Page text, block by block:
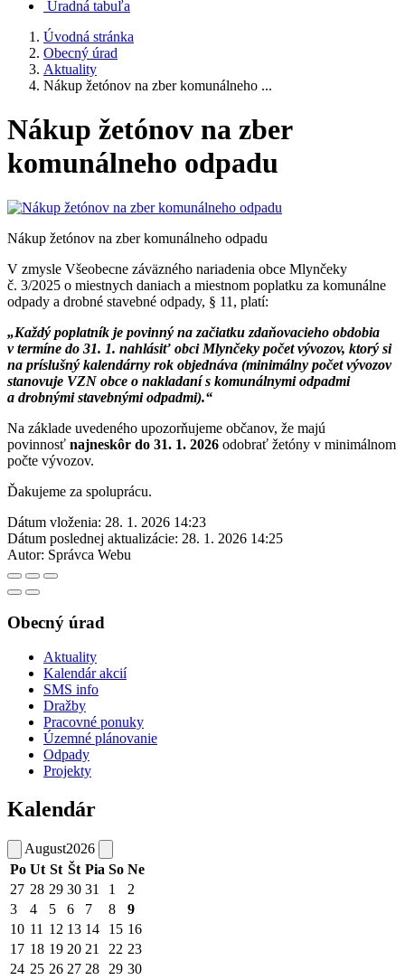
Úradná tabuľa
Úvodná stránka
Obecný úrad
Aktuality
Nákup žetónov na zber komunálneho ...
Nákup žetónov na zber
komunálneho odpadu
Nákup žetónov na zber komunálneho odpadu
V zmysle Všeobecne záväzného nariadenia obce Mlynčeky
č. 3/2025 o miestnych daniach a miestnom poplatku za komunálne
odpady a drobné stavebné odpady, § 11, platí:
„Každý poplatník je povinný na začiatku zdaňovacieho obdobia
v termíne do 31. 1. nahlásiť obci Mlynčeky počet vývozov, ktorý si
na príslušný kalendárny rok objednáva (minimálny počet vývozov
stanovuje VZN obce o nakladaní s komunálnymi odpadmi
a drobnými stavebnými odpadmi).“
Na základe uvedeného upozorňujeme občanov, že majú
povinnosť najneskôr do 31. 1. 2026 odobrať žetóny v minimálnom
počte vývozov.
Ďakujeme za spoluprácu.
Dátum vloženia: 28. 1. 2026 14:23
Dátum poslednej aktualizácie: 28. 1. 2026 14:25
Autor: Správca Webu
Obecný úrad
Aktuality
Kalendár akcií
SMS info
Dražby
Pracovné ponuky
Územné plánovanie
Odpady
Projekty
Kalendár
August2026
Po Ut St Št Pia So Ne
27 28 29 30 31 1
2
3
4 5 6 7 8
9
10 11 12 13 14 15 16
17 18 19 20 21 22 23
24 25 26 27 28 29 30